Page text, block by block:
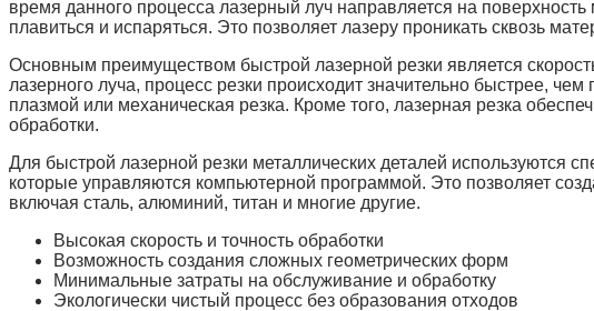
время данного процесса лазерный луч направляется на
плавиться и испаряться. Это позволяет лазеру проникать сквозь
Основным преимуществом быстрой лазерной резки является
лазерного луча, процесс резки происходит значительно быстрее,
плазмой или механическая резка. Кроме того, лазерная резка
обработки.
Для быстрой лазерной резки металлических деталей
которые управляются компьютерной программой. Это позволяет
включая сталь, алюминий, титан и многие другие.
Высокая скорость и точность обработки
Возможность создания сложных геометрических форм
Минимальные затраты на обслуживание и обработку
Экологически чистый процесс без образования отходов